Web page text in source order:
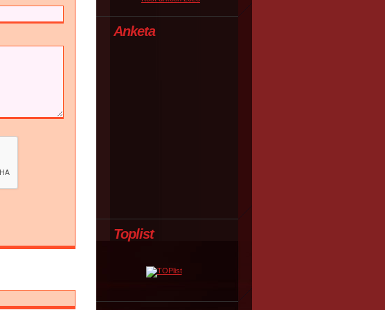
Anketa
Toplist